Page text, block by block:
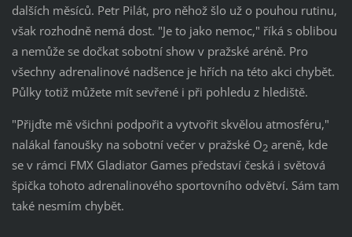
dalších měsíců. Petr Pilát, pro něhož šlo už o pouhou rutinu,
však rozhodně nemá dost. "Je to jako nemoc," říká s oblibou
a nemůže se dočkat sobotní show v pražské aréně. Pro
všechny adrenalinové nadšence je hřích na této akci chybět.
Půlky totiž můžete mít sevřené i při pohledu z hlediště.
"Přijďte mě všichni podpořit a vytvořit skvělou atmosféru,"
nalákal fanoušky na sobotní večer v pražské O2areně, kde
se v rámci FMX Gladiator Games představí česká i světová
špička tohoto adrenalinového sportovního odvětví. Sám tam
také nesmím chybět.